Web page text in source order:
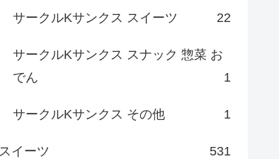
サークルKサンクス スイーツ 22
サークルKサンクス スナック 惣菜 お
でん
1
サークルKサンクス その他 1
スイーツ 531